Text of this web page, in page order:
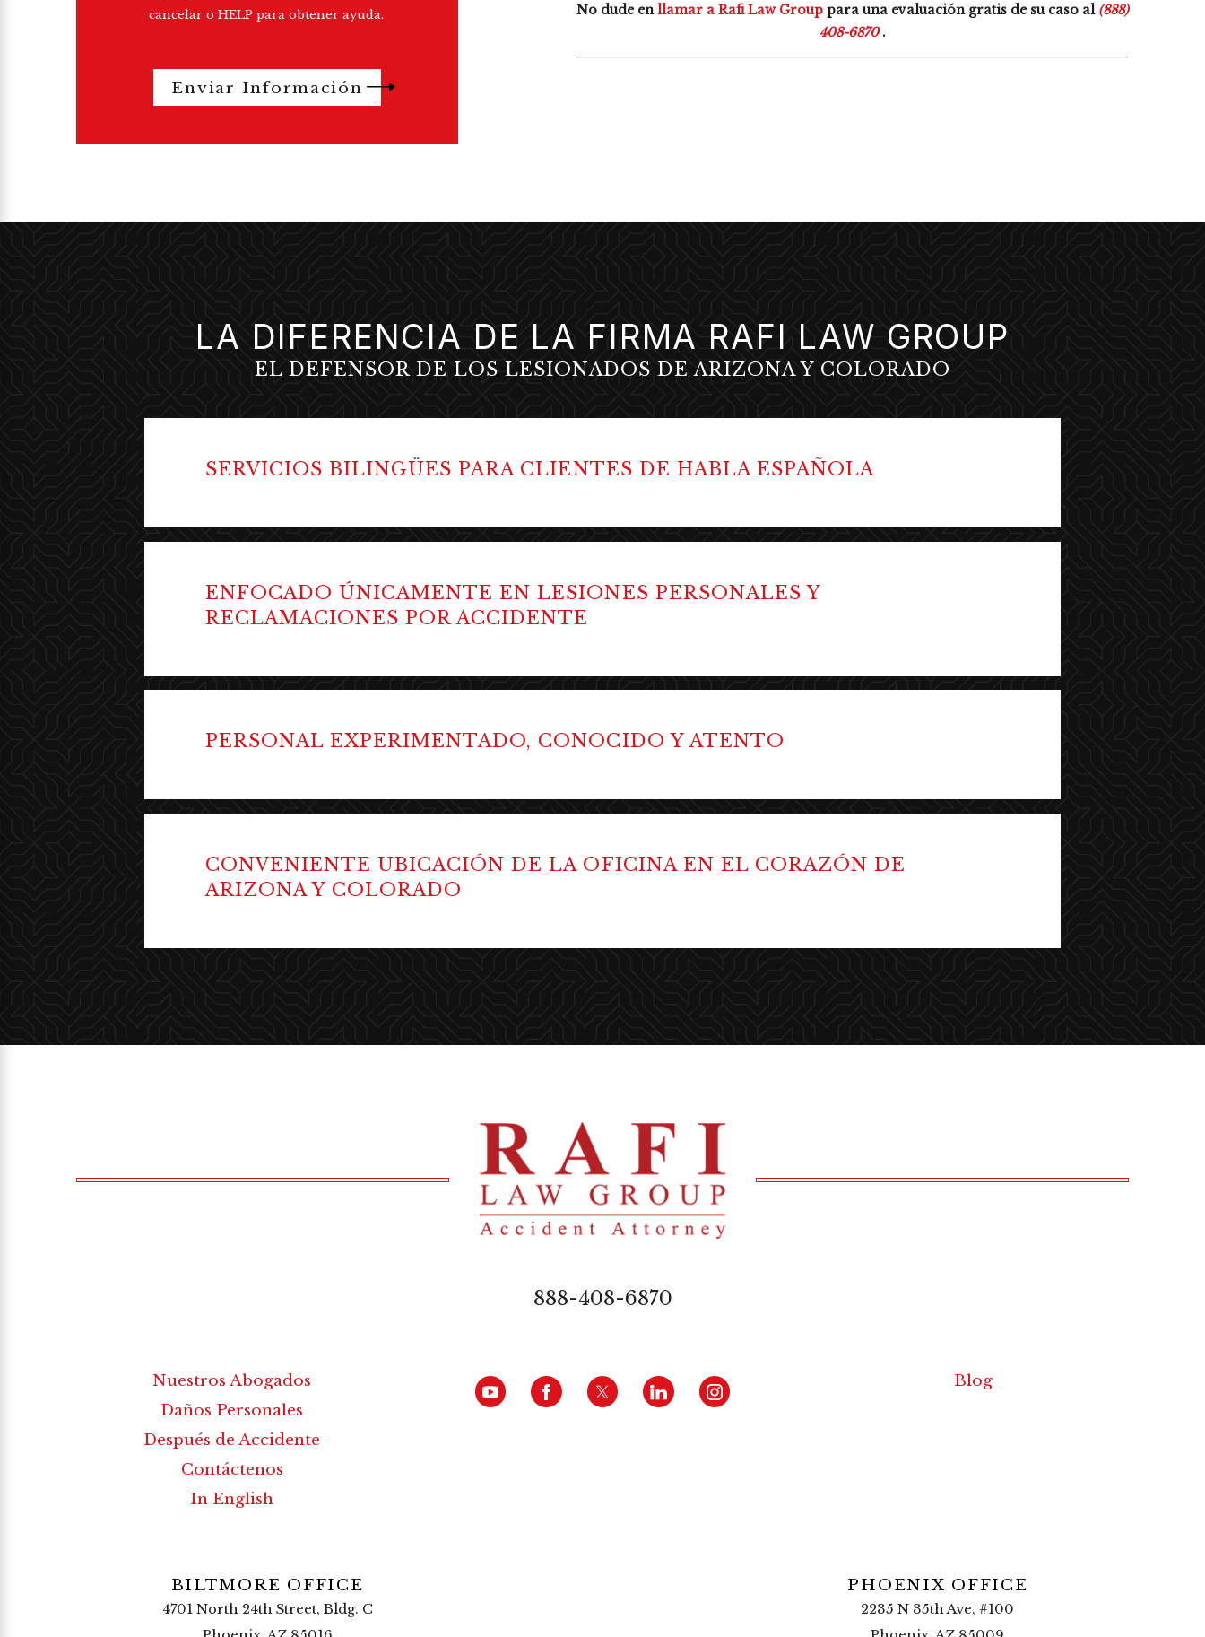
No dude enllamar a Rafi Law Group para una evaluación gratis de su caso al (888)
408-6870 .
cancelar o HELP para obtener ayuda.
Enviar Información
LA DIFERENCIA DE LA FIRMA RAFI LAW GROUP
EL DEFENSOR DE LOS LESIONADOS DE ARIZONA Y COLORADO
SERVICIOS BILINGÜES PARA CLIENTES DE HABLA ESPAÑOLA
ENFOCADO ÚNICAMENTE EN LESIONES PERSONALES Y
RECLAMACIONES POR ACCIDENTE
PERSONAL EXPERIMENTADO, CONOCIDO Y ATENTO
CONVENIENTE UBICACIÓN DE LA OFICINA EN EL CORAZÓN DE
ARIZONA Y COLORADO
888-408-6870
Nuestros Abogados
Daños Personales
Después de Accidente
Contáctenos
In English
Blog
BILTMORE OFFICE
4701 North 24th Street, Bldg. C
PHOENIX OFFICE
2235 N 35th Ave, #100